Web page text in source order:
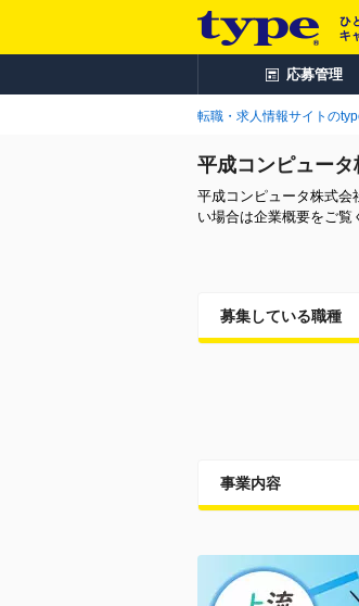
応募管理
転職・求人情報サイトの
平成コンピュー
平成コンピュータ株式会
い場合は企業概要をご覧
募集している職種
事業内容